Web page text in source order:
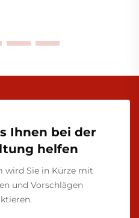
Ihnen bei der
helfen
wird Sie in Kürze mit
und Vorschlägen